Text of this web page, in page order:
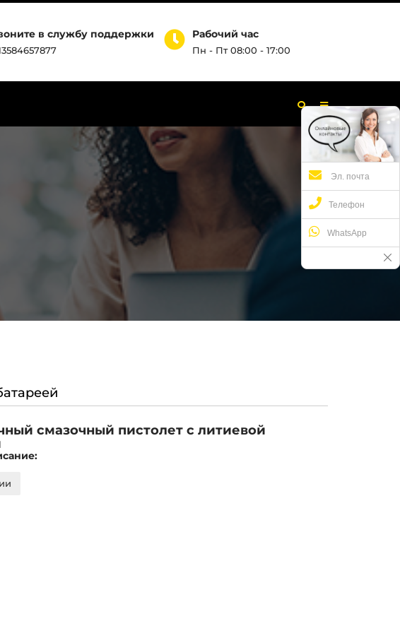
в службу поддержки Рабочий час
Пн - Пт 08:00 - 17:00
смазочный пистолет с литиевой
Эл. почта
Телефон
WhatsApp